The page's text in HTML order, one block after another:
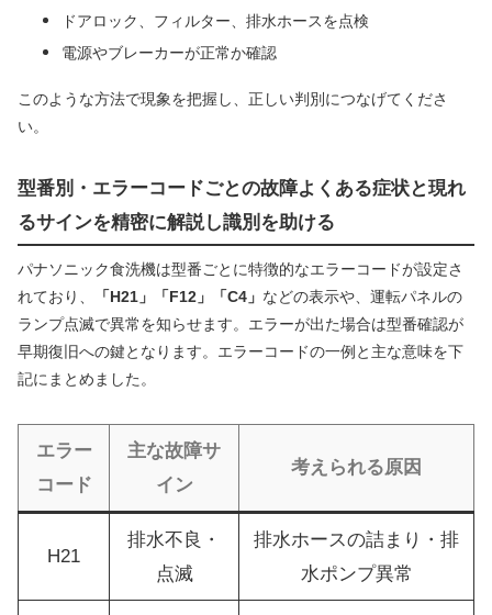
ドアロック、フィルター、排水ホースを点検
電源やブレーカーが正常か確認
このような方法で現象を把握し、正しい判別につなげてくださ
い。
型番別・エラーコードごとの故障よくある症状と現れ
るサインを精密に解説し識別を助ける
パナソニック食洗機は型番ごとに特徴的なエラーコードが設定さ
れており、
「H21」「F12」「C4」 などの表示や、運転パネルの
ランプ点滅で異常を知らせます。エラーが出た場合は型番確認が
早期復旧への鍵となります。エラーコードの一例と主な意味を下
記にまとめました。
エラー
コード
主な故障サ
イン
考えられる原因
H21
排水不良・
点滅
排水ホースの詰まり・排
水ポンプ異常